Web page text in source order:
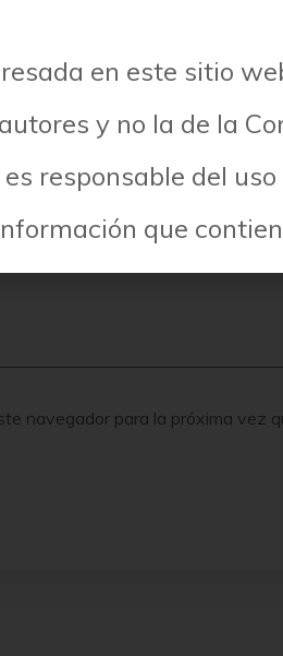
Los campos obligatorios están
navegador para la próxima vez
en este sitio
y no la de la
responsable del
que